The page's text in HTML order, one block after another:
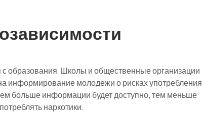
образования. Школы и общественные организации
информирование молодежи о рисках употребления
больше информации будет доступно, тем меньше
наркотики.